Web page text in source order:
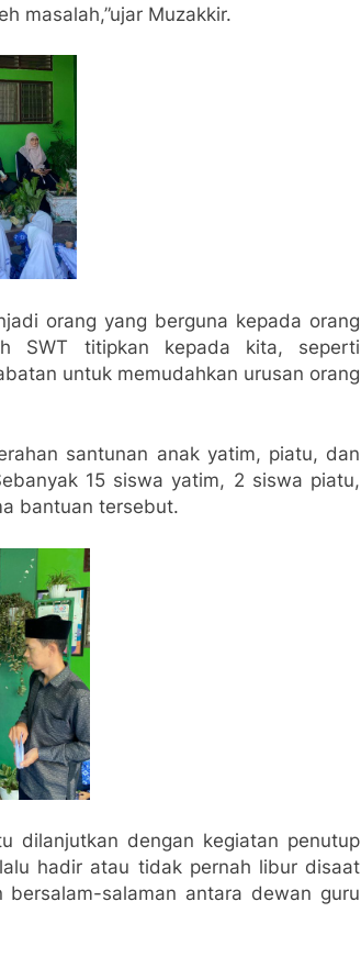
masalah,”ujar Muzakkir.
orang yang berguna kepada orang
SWT titipkan kepada kita, seperti
untuk memudahkan urusan orang
santunan anak yatim, piatu, dan
15 siswa yatim, 2 siswa piatu,
bantuan tersebut.
dilanjutkan dengan kegiatan penutup
hadir atau tidak pernah libur disaat
salaman antara dewan guru